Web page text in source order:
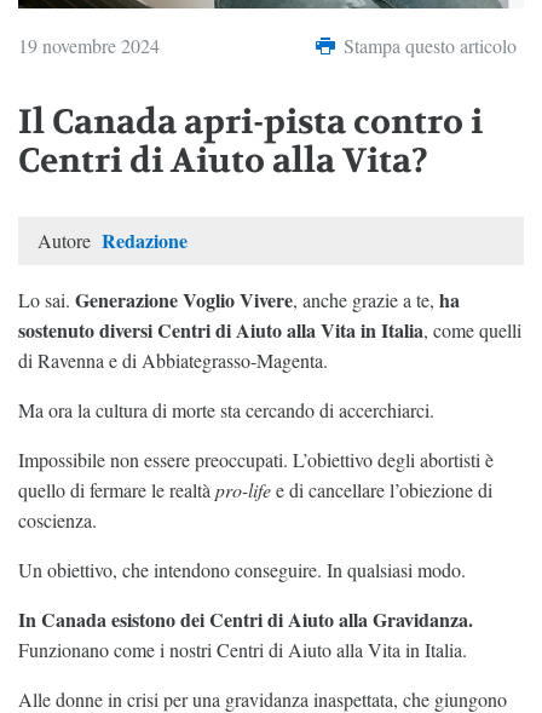
19 novembre 2024 Stampa questo articolo
Il Canada apri-pista contro i
Centri di Aiuto alla Vita?
Autore Redazione
Lo sai. Generazione Voglio Vivere, anche grazie a te, ha
sostenuto diversi Centri di Aiuto alla Vita in Italia, come quelli
di Ravenna e di Abbiategrasso-Magenta.
Ma ora la cultura di morte sta cercando di accerchiarci.
Impossibile non essere preoccupati. L’obiettivo degli abortisti è
quello di fermare le realtà pro-lifee di cancellare l’obiezione di
coscienza.
Un obiettivo, che intendono conseguire. In qualsiasi modo.
In Canada esistono dei Centri di Aiuto alla Gravidanza.
Funzionano come i nostri Centri di Aiuto alla Vita in Italia.
Alle donne in crisi per una gravidanza inaspettata, che giungono